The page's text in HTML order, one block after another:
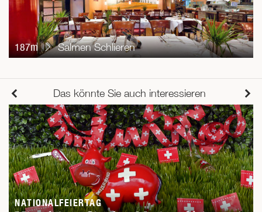
187m Salmen Schlieren
Das könnte Sie auch interessieren
NATIONALFEIERTAG